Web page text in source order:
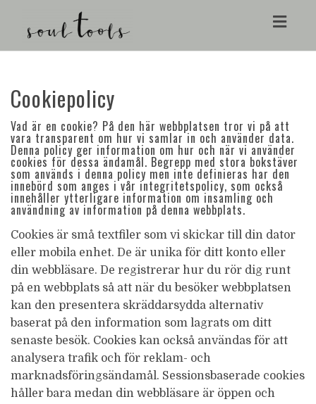
Cookiepolicy
Vad är en cookie? På den här webbplatsen tror vi på att
vara transparent om hur vi samlar in och använder data.
Denna policy ger information om hur och när vi använder
cookies för dessa ändamål. Begrepp med stora bokstäver
som används i denna policy men inte definieras har den
innebörd som anges i vår integritetspolicy, som också
innehåller ytterligare information om insamling och
användning av information på denna webbplats.
Cookies är små textfiler som vi skickar till din dator
eller mobila enhet. De är unika för ditt konto eller
din webbläsare. De registrerar hur du rör dig runt
på en webbplats så att när du besöker webbplatsen
kan den presentera skräddarsydda alternativ
baserat på den information som lagrats om ditt
senaste besök. Cookies kan också användas för att
analysera trafik och för reklam- och
marknadsföringsändamål. Sessionsbaserade cookies
håller bara medan din webbläsare är öppen och